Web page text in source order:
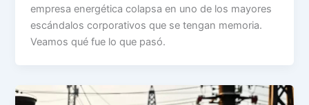
empresa energética colapsa en uno de los mayores
escándalos corporativos que se tengan memoria.
Veamos qué fue lo que pasó.